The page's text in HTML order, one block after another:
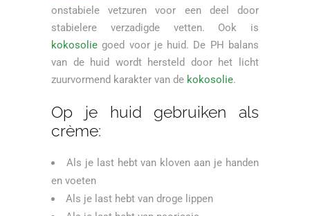
onstabiele vetzuren voor een deel door
stabielere verzadigde vetten. Ook is
kokosolie goed voor je huid. De PH balans
van de huid wordt hersteld door het licht
zuurvormend karakter van de kokosolie.
Op je huid gebruiken als
crème:
Als je last hebt van kloven aan je handen
en voeten
Als je last hebt van droge lippen